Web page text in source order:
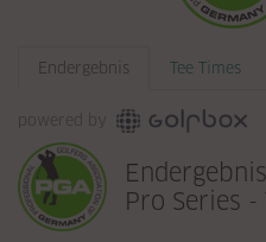
Endergebnis Tee Times
powered by
Pro Series